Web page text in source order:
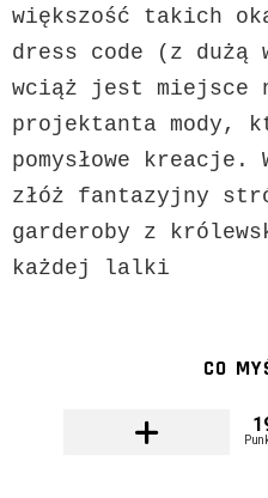
większość takich
dress code (z dużą
wciąż jest miejsce
projektanta mody,
pomysłowe
złóż fantazyjny
garderoby z
każdej lalki
CO